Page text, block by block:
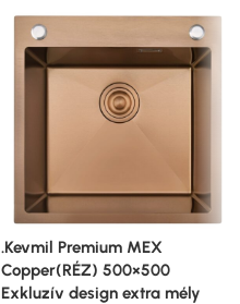
.Kevmil Premium MEX
Copper(RÉZ) 500×500
Exkluzív design extra mély